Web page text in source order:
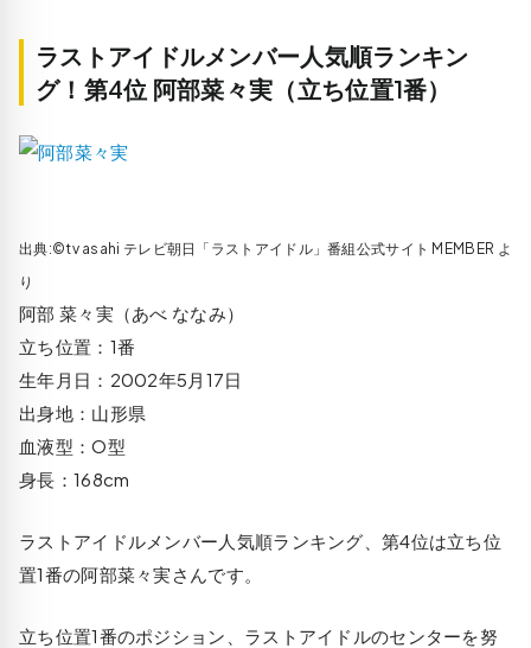
ラストアイドルメンバー人気順ランキン
グ！第4位 阿部菜々実（立ち位置1番）
出典:©tv asahi テレビ朝日「ラストアイドル」番組公式サイト MEMBER よ
り
阿部 菜々実（あべ ななみ）
立ち位置：1番
生年月日：2002年5月17日
出身地：山形県
血液型：O型
身長：168cm
ラストアイドルメンバー人気順ランキング、第4位は立ち位
置1番の阿部菜々実さんです。
立ち位置1番のポジション、ラストアイドルのセンターを努